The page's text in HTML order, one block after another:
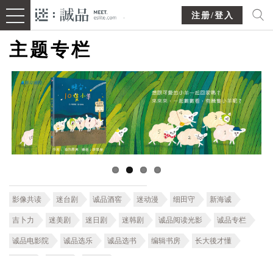
注册/登入
主题专栏
影像共读 迷台剧 诚品酒窖 迷动漫 细田守 新海诚
吉卜力 迷美剧 迷日剧 迷韩剧 诚品阅读光影 诚品专栏
诚品电影院 诚品选乐 诚品选书 编辑书房 长大後才懂